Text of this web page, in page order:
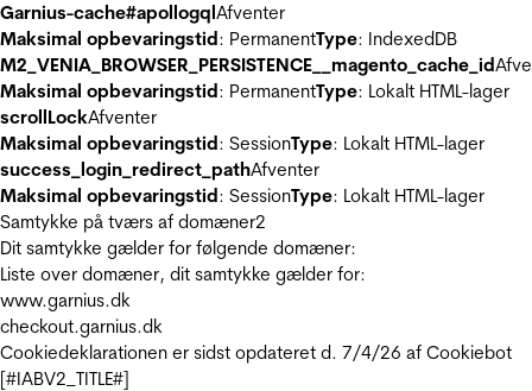
Garnius-cache#apollogqlAfventer
Maksimal opbevaringstid: PermanentType: IndexedDB
M2_VENIA_BROWSER_PERSISTENCE__magento_cache_id
Maksimal opbevaringstid: PermanentType: Lokalt HTML-lager
scrollLockAfventer
Maksimal opbevaringstid: SessionType: Lokalt HTML-lager
success_login_redirect_pathAfventer
Maksimal opbevaringstid: SessionType: Lokalt HTML-lager
Samtykke på tværs af domæner2
Dit samtykke gælder for følgende domæner:
Liste over domæner, dit samtykke gælder for:
www.garnius.dk
checkout.garnius.dk
Cookiedeklarationen er sidst opdateret d. 7/4/26 af Cookiebot
[#IABV2_TITLE#]